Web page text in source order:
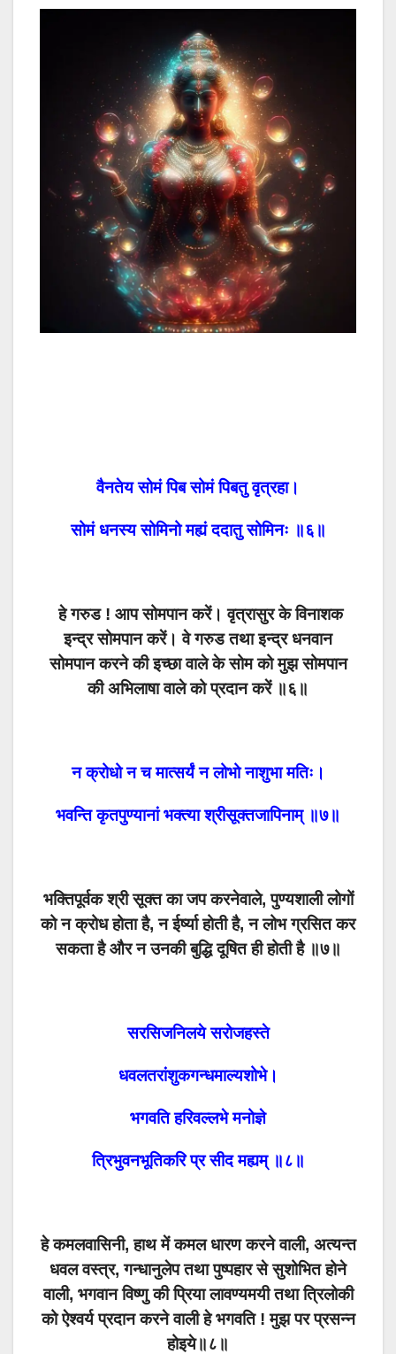
वैनतेय सोमं पिब सोमं पिबतु वृत्रहा।
सोमं धनस्य सोमिनो मह्यं ददातु सोमिनः ॥६॥
हे गरुड ! आप सोमपान करें। वृत्रासुर के विनाशक
इन्द्र सोमपान करें। वे गरुड तथा इन्द्र धनवान
सोमपान करने की इच्छा वाले के सोम को मुझ सोमपान
की अभिलाषा वाले को प्रदान करें ॥६॥
न क्रोधो न च मात्सर्यं न लोभो नाशुभा मतिः।
भवन्ति कृतपुण्यानां भक्त्या श्रीसूक्तजापिनाम् ॥७॥
भक्तिपूर्वक श्री सूक्त का जप करनेवाले, पुण्यशाली लोगों
को न क्रोध होता है, न ईर्ष्या होती है, न लोभ ग्रसित कर
सकता है और न उनकी बुद्धि दूषित ही होती है ॥७॥
सरसिजनिलये सरोजहस्ते
धवलतरांशुकगन्धमाल्यशोभे।
भगवति हरिवल्लभे मनोज्ञे
त्रिभुवनभूतिकरि प्र सीद मह्यम् ॥८॥
हे कमलवासिनी, हाथ में कमल धारण करने वाली, अत्यन्त
धवल वस्त्र, गन्धानुलेप तथा पुष्पहार से सुशोभित होने
वाली, भगवान विष्णु की प्रिया लावण्यमयी तथा त्रिलोकी
को ऐश्वर्य प्रदान करने वाली हे भगवति ! मुझ पर प्रसन्न
होइये॥८॥